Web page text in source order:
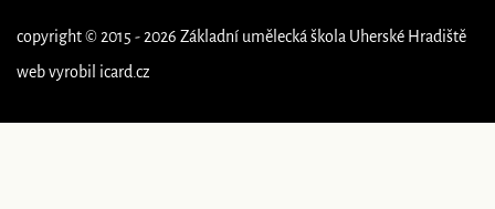
copyright © 2015 - 2026 Základní umělecká škola Uherské Hradiště
web vyrobil icard.cz